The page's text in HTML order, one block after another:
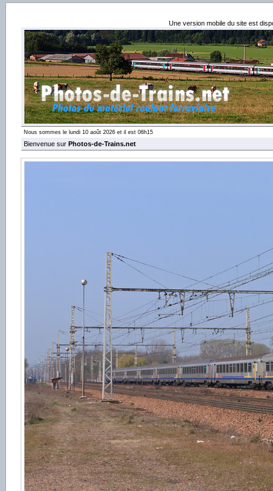
Une version mobile du site est
Nous sommes le lundi 10 août 2026 et il est 06h15
Bienvenue sur Photos-de-Trains.net